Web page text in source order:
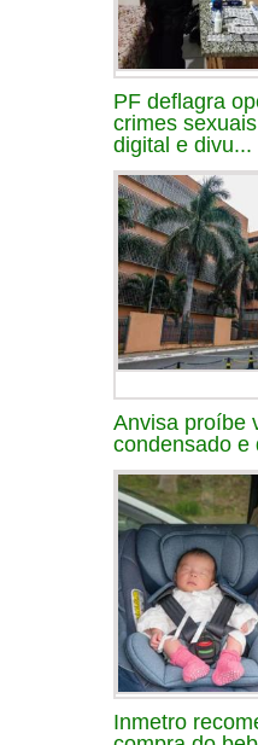
PF deflagra
crimes
digital e divu...
Anvisa proíbe
condensado e
Inmetro